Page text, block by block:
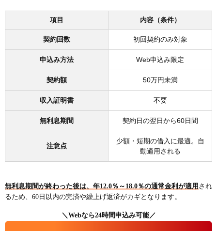
項目 内容（条件）
契約回数 初回契約のみ対象
申込み方法 Web申込み限定
契約額 50万円未満
収入証明書 不要
無利息期間 契約日の翌日から60日間
注意点
少額・短期の借入に最適。自
動適用される
無利息期間が終わった後は、年12.0％～18.0％の通常金利が適用 され
るため、60日以内の完済や繰上げ返済がカギとなります。
＼Webなら24時間申込み可能／